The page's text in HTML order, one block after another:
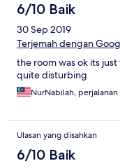
6/10 Baik
30 Sep 2019
Terjemah dengan
the room was ok its
quite disturbing
NurNabilah, perjalanan
Ulasan yang disahkan
6/10 Baik